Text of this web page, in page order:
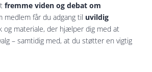
fremme viden og debat om
medlem får du adgang til uvildig
og materiale, der hjælper dig med at
– samtidig med, at du støtter en vigtig